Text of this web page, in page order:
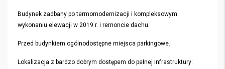
Budynek zadbany po termomodernizacji i kompleksowym
wykonaniu elewacji w 2019 r. i remoncie dachu.
Przed budynkiem ogólnodostępne miejsca parkingowe.
Lokalizacja z bardzo dobrym dostępem do pełnej infrastruktury: